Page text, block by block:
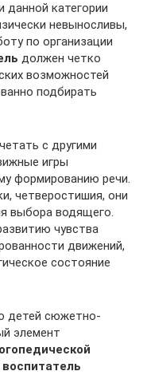
данной категории
невыносливы,
по организации
должен четко
возможностей
подбирать
с другими
игры
формированию речи.
четверостишия, они
выбора водящего.
чувства
движений,
состояние
детей сюжетно-
элемент
воспитатель